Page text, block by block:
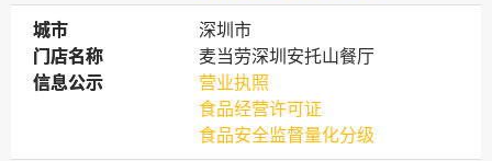
城市
城市
深圳市
门店名称
门店名称
麦当劳深圳安托山餐厅
信息公示
信息公示
营业执照
食品经营许可证
食品安全监督量化分级